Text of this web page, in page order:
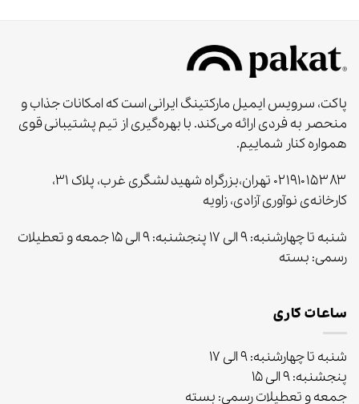
پاکت، سرویس ایمیل مارکتینگ ایرانی است که امکانات جذاب و
منحصر به‌ فردی ارائه می‌کند. با بهره‌گیری از تیم پشتیبانی قوی
همواره کنار شماییم.
۰۲۱۹۱۰۱۵۳۸۳ تهران،بزرگراه شهید لشگری غرب، پلاک ۳۱،
کارخانه‌ی نوآوری آزادی، زاویه
شنبه تا چهارشنبه: ۹ الی ۱۷ پنجشنبه: ۹ الی ۱۵ جمعه و تعطیلات
رسمی: بسته
ساعات کاری
شنبه تا چهارشنبه: ۹ الی ۱۷
پنجشنبه: ۹ الی ۱۵
جمعه و تعطیلات رسمی: بسته